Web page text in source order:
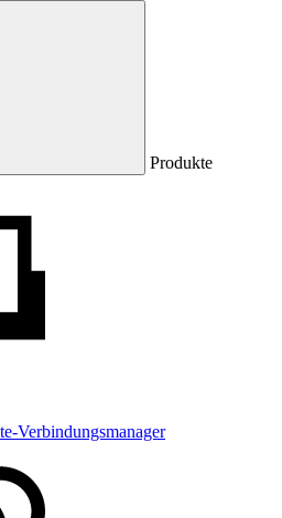
Produkte
Verbindungsmanager